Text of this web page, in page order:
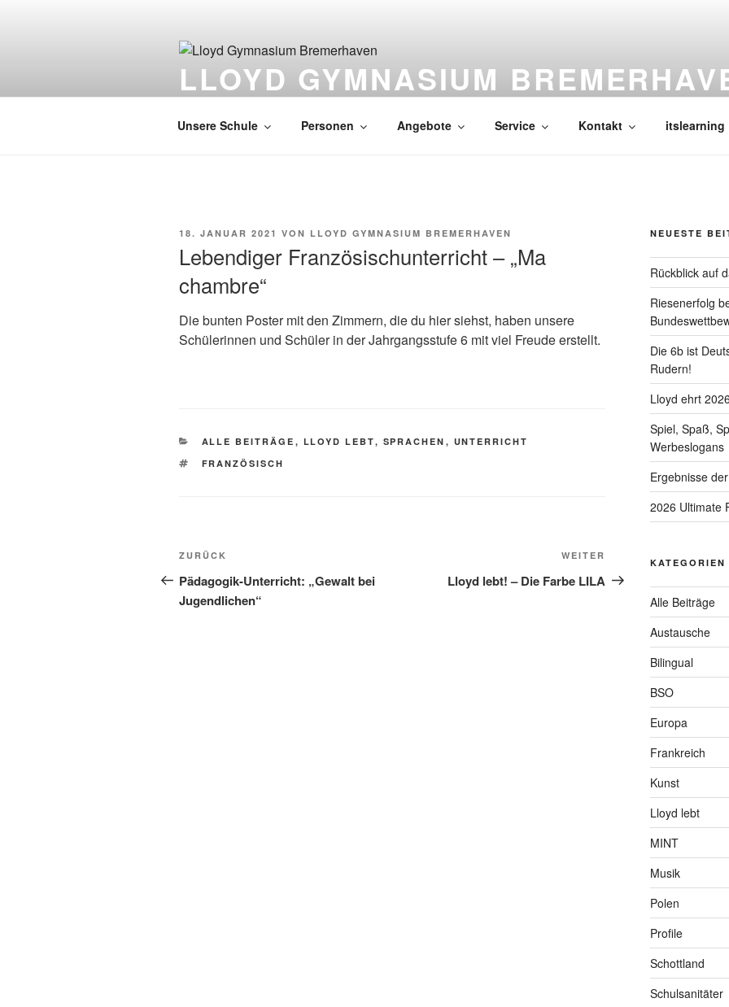
LLOYD GYMNASIUM
Unsere Schule Personen Angebote Service Kontakt itslearning
VERÖFFENTLICHT
18. JANUAR 2021 VON LLOYD GYMNASIUM BREMERHAVEN
Lebendiger Französischunterricht – „Ma
chambre“
Die bunten Poster mit den Zimmern, die du hier siehst, haben unsere
Schülerinnen und Schüler in der Jahrgangsstufe 6 mit viel Freude erstellt.
KATEGORIEN
ALLE BEITRÄGE , LLOYD LEBT, SPRACHEN , UNTERRICHT
SCHLAGWÖRTER
FRANZÖSISCH
Beitragsnavigation
Vorheriger
Beitrag
ZURÜCK
Pädagogik-Unterricht: „Gewalt bei
Jugendlichen“
Nächster
Beitrag
WEITER
Lloyd lebt! – Die Farbe LILA
NEUESTE
Rückblick auf
Riesenerfolg
Die 6b ist
Rudern!
Lloyd ehrt
Spiel, Spaß,
Werbeslogans
Ergebnisse
2026 Ultimate
KATEGORIEN
Alle Beiträge
Austausche
Bilingual
BSO
Europa
Frankreich
Kunst
Lloyd lebt
MINT
Musik
Polen
Profile
Schottland
Schulsanitäter